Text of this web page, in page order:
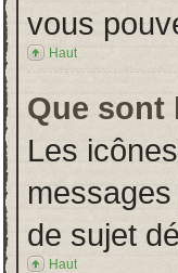
vous
Haut
Que sont
Les
de sujet
Haut